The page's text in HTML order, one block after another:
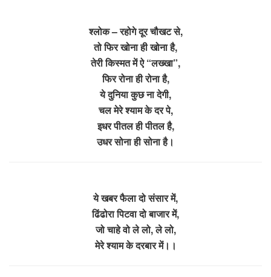
श्लोक – रहोगे दूर चौखट से,
तो फिर खोना ही खोना है,
तेरी किस्मत में ऐ “लख्खा”,
फिर रोना ही रोना है,
ये दुनिया कुछ ना देगी,
चल मेरे श्याम के दर पे,
इधर पीतल ही पीतल है,
उधर सोना ही सोना है।
ये खबर फैला दो संसार में,
ढिंढोरा पिटवा दो बाजार में,
जो चाहे वो ले लो, ले लो,
मेरे श्याम के दरबार में।।